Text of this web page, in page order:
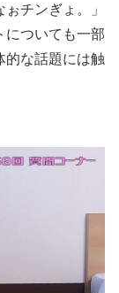
チンぎょ。」
についても一部
的な話題には触